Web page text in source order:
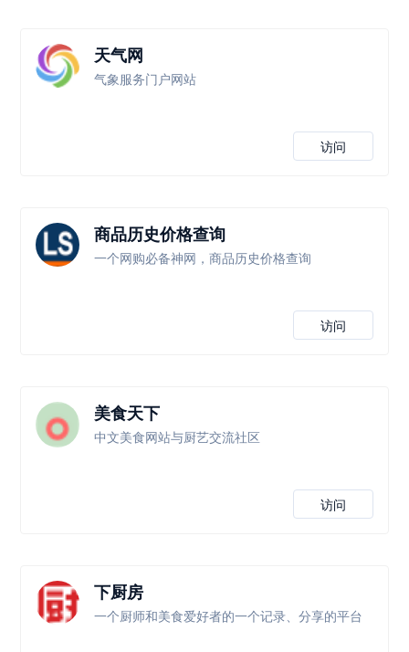
天气网
气象服务门户网站
访问
商品历史价格查询
一个网购必备神网，商品历史价格查询
访问
美食天下
中文美食网站与厨艺交流社区
访问
下厨房
一个厨师和美食爱好者的一个记录、分享的平台